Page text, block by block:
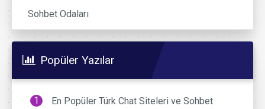
Sohbet Odaları
Popüler Yazılar
En Popüler Türk Chat Siteleri ve Sohbet